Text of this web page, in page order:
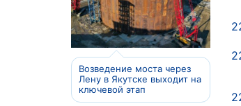
Возведение моста через
Лену в Якутске выходит на
ключевой этап